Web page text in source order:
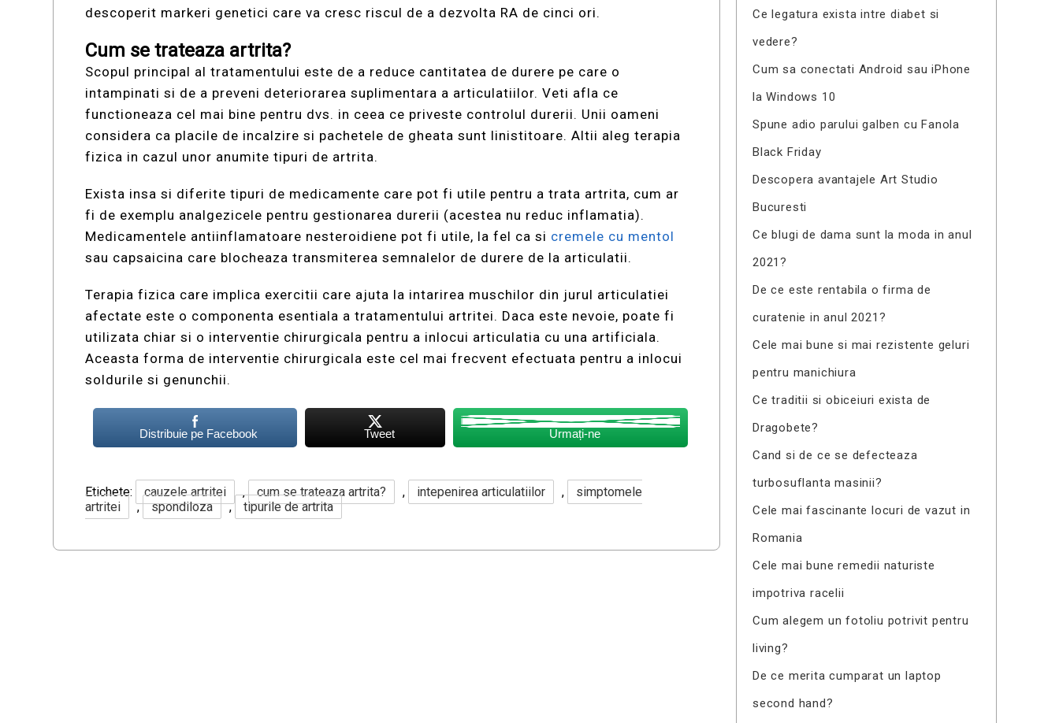
descoperit markeri genetici care va cresc riscul de a dezvolta RA de cinci ori.
Cum se trateaza artrita?
Scopul principal al tratamentului este de a reduce cantitatea de durere pe care o
intampinati si de a preveni deteriorarea suplimentara a articulatiilor. Veti afla ce
functioneaza cel mai bine pentru dvs. in ceea ce priveste controlul durerii. Unii oameni
considera ca placile de incalzire si pachetele de gheata sunt linistitoare. Altii aleg terapia
fizica in cazul unor anumite tipuri de artrita.
Exista insa si diferite tipuri de medicamente care pot fi utile pentru a trata artrita, cum ar
fi de exemplu analgezicele pentru gestionarea durerii (acestea nu reduc inflamatia).
Medicamentele antiinflamatoare nesteroidiene pot fi utile, la fel ca si cremele cu mentol
sau capsaicina care blocheaza transmiterea semnalelor de durere de la articulatii.
Terapia fizica care implica exercitii care ajuta la intarirea muschilor din jurul articulatiei
afectate este o componenta esentiala a tratamentului artritei. Daca este nevoie, poate fi
utilizata chiar si o interventie chirurgicala pentru a inlocui articulatia cu una artificiala.
Aceasta forma de interventie chirurgicala este cel mai frecvent efectuata pentru a inlocui
soldurile si genunchii.
Distribuie pe Facebook Tweet Urmați-ne
Etichete: cauzele artritei , cum se trateaza artrita? , intepenirea articulatiilor ,
simptomele
artritei
, spondiloza , tipurile de artrita
Ce legatura exista intre diabet si
vedere?
Cum sa conectati Android sau iPhone
la Windows 10
Spune adio parului galben cu Fanola
Black Friday
Descopera avantajele Art Studio
Bucuresti
Ce blugi de dama sunt la moda in anul
2021?
De ce este rentabila o firma de
curatenie in anul 2021?
Cele mai bune si mai rezistente geluri
pentru manichiura
Ce traditii si obiceiuri exista de
Dragobete?
Cand si de ce se defecteaza
turbosuflanta masinii?
Cele mai fascinante locuri de vazut in
Romania
Cele mai bune remedii naturiste
impotriva racelii
Cum alegem un fotoliu potrivit pentru
living?
De ce merita cumparat un laptop
second hand?